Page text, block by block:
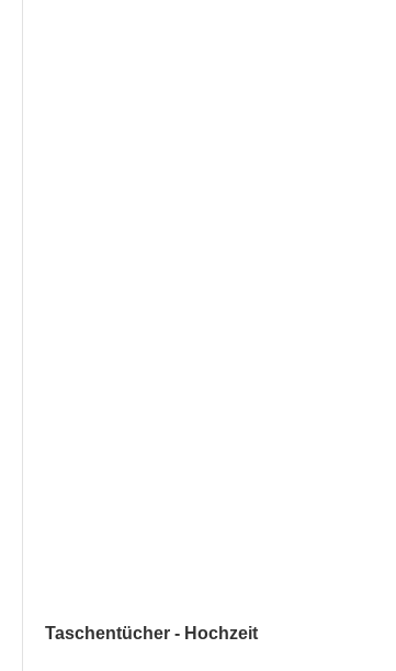
Taschentücher - Hochzeit